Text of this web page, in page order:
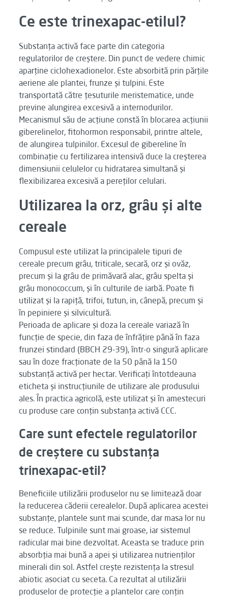
Ce este trinexapac-etilul?
Substanța activă face parte din categoria
regulatorilor de creștere. Din punct de vedere chimic
aparține ciclohexadionelor. Este absorbită prin părțile
aeriene ale plantei, frunze și tulpini. Este
transportată către țesuturile meristematice, unde
previne alungirea excesivă a internodurilor.
Mecanismul său de acțiune constă în blocarea acțiunii
giberelinelor, fitohormon responsabil, printre altele,
de alungirea tulpinilor. Excesul de gibereline în
combinație cu fertilizarea intensivă duce la creșterea
dimensiunii celulelor cu hidratarea simultană și
flexibilizarea excesivă a pereților celulari.
Utilizarea la orz, grâu și alte
cereale
Compusul este utilizat la principalele tipuri de
cereale precum grâu, triticale, secară, orz și ovăz,
precum și la grâu de primăvară alac, grâu spelta și
grâu monococcum, și în culturile de iarbă. Poate fi
utilizat și la rapiță, trifoi, tutun, in, cânepă, precum și
în pepiniere și silvicultură.
Perioada de aplicare și doza la cereale variază în
funcție de specie, din faza de înfrățire până în faza
frunzei stindard (BBCH 29-39), într-o singură aplicare
sau în doze fracționate de la 50 până la 150
substanță activă per hectar. Verificați întotdeauna
eticheta și instrucțiunile de utilizare ale produsului
ales. În practica agricolă, este utilizat și în amestecuri
cu produse care conțin substanța activă CCC.
Care sunt efectele regulatorilor
de creștere cu substanța
trinexapac-etil?
Beneficiile utilizării produselor nu se limitează doar
la reducerea căderii cerealelor. După aplicarea acestei
substanțe, plantele sunt mai scunde, dar masa lor nu
se reduce. Tulpinile sunt mai groase, iar sistemul
radicular mai bine dezvoltat. Aceasta se traduce prin
absorbția mai bună a apei și utilizarea nutrienților
minerali din sol. Astfel crește rezistența la stresul
abiotic asociat cu seceta. Ca rezultat al utilizării
produselor de protecție a plantelor care conțin